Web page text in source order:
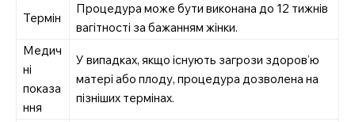
Термін
Процедура може бути виконана до 12 тижнів
вагітності за бажанням жінки.
Медич
ні
показа
ння
У випадках, якщо існують загрози здоров’ю
матері або плоду, процедура дозволена на
пізніших термінах.